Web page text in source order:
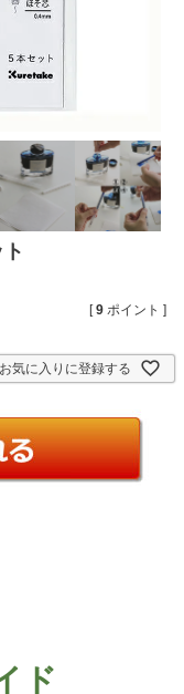
[9 ポイント ]
お気に入りに登録する
ド